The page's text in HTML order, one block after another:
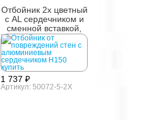
Отбойник 2х цветный
с AL сердечником и
сменной вставкой,
H150
1 737 ₽
Артикул: 50072-5-2X